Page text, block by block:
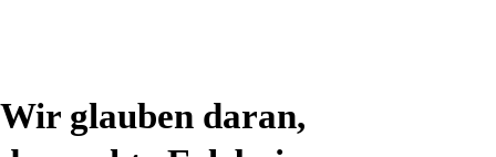
Wir glauben daran,